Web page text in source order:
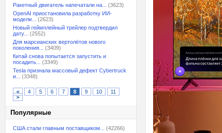
Ракетный двигатель напечатали на...
(3623)
OpenAI приостановила разработку ИИ-
модели...
(2623)
Новый геймплейный трейлер подтвердил
дату...
(2552)
Для марсианских вертолётов нового
поколения...
(3409)
Китай снова попытается запустить и
посадить...
(3349)
Tesla признала массовый дефект Cybertruck
и...
(3348)
< 4 5 6 7 8 9 10
11
>
Популярные
США стали главным поставщиком...
(42266)